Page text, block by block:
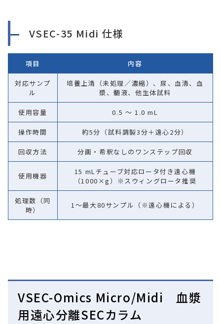
VSEC-35 Midi 仕様
項目 内容
対応サンプ
ル
培養上清（未処理／濃縮）、尿、血清、血
漿、髄液、他生体試料
使用容量 0.5 ～ 1.0 mL
操作時間 約5分（試料調製3分＋遠心2分）
回収方法 分画・希釈なしのワンステップ回収
使用機器
15 mLチューブ対応ロータ付き遠心機
（1000×g）※スウィングロータ推奨
処理数（同
時）
1～最大80サンプル（※遠心機による）
VSEC-Omics Micro/Midi 血漿
用遠心分離SECカラム